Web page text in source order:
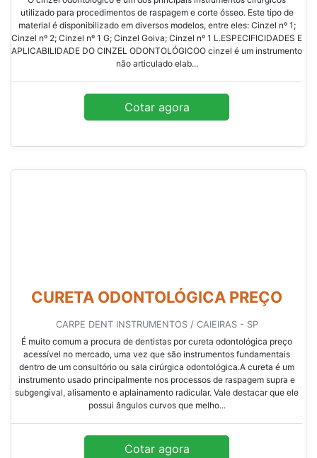
utilizado para procedimentos de raspagem e corte ósseo. Este tipo de
material é disponibilizado em diversos modelos, entre eles: Cinzel nº 1;
Cinzel nº 2; Cinzel nº 1 G; Cinzel Goiva; Cinzel nº 1 L.ESPECIFICIDADES E
APLICABILIDADE DO CINZEL ODONTOLÓGICOO cinzel é um instrumento
não articulado elab...
Cotar agora
CURETA ODONTOLÓGICA PREÇO
CARPE DENT INSTRUMENTOS / CAIEIRAS - SP
É muito comum a procura de dentistas por cureta odontológica preço
acessível no mercado, uma vez que são instrumentos fundamentais
dentro de um consultório ou sala cirúrgica odontológica.A cureta é um
instrumento usado principalmente nos processos de raspagem supra e
subgengival, alisamento e aplainamento radicular. Vale destacar que ele
possui ângulos curvos que melho...
Cotar agora